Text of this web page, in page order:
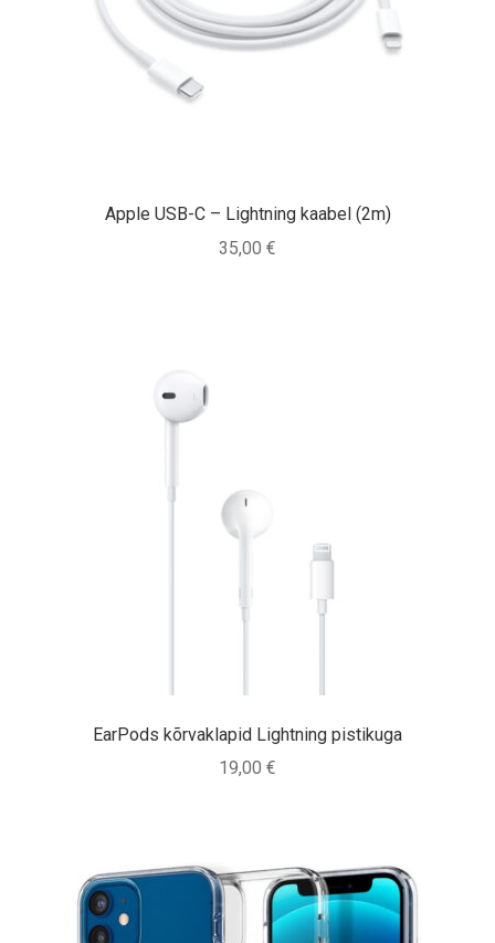
Apple USB-C – Lightning kaabel (2m)
35,00 €
EarPods kõrvaklapid Lightning pistikuga
19,00 €